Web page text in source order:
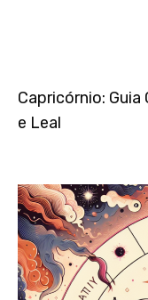
Capricórnio:
e Leal